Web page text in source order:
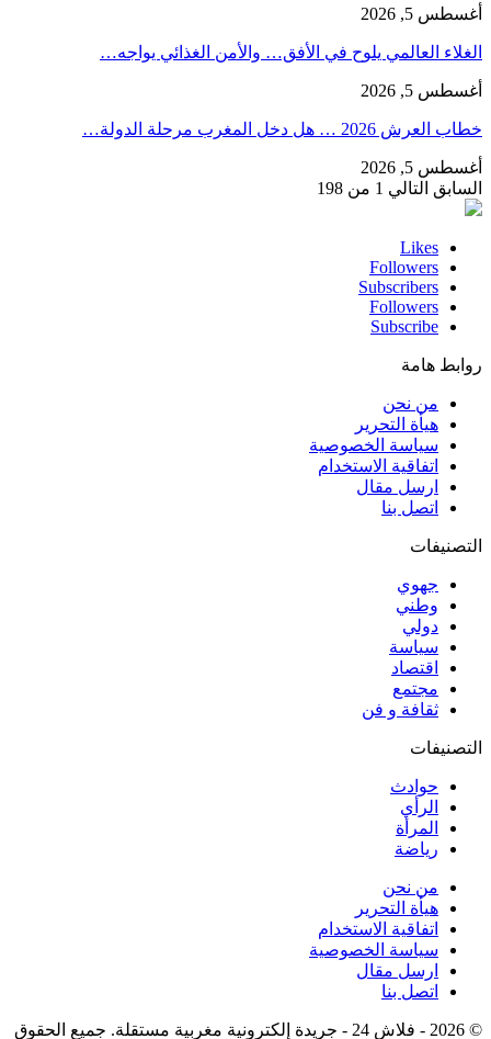
أغسطس 5, 2026
الغلاء العالمي يلوح في الأفق… والأمن الغذائي يواجه…
أغسطس 5, 2026
خطاب العرش 2026 … هل دخل المغرب مرحلة الدولة…
أغسطس 5, 2026
السابق التالي 1 من 198
Likes
Followers
Subscribers
Followers
Subscribe
روابط هامة
من نحن
هيأة التحرير
سياسة الخصوصية
اتفاقية الاستخدام
ارسل مقال
اتصل بنا
التصنيفات
جهوي
وطني
دولي
سياسة
اقتصاد
مجتمع
ثقافة و فن
التصنيفات
حوادث
الرأي
المرأة
رياضة
من نحن
هيأة التحرير
اتفاقية الاستخدام
سياسة الخصوصية
ارسل مقال
اتصل بنا
© 2026 - فلاش 24 - جريدة إلكترونية مغربية مستقلة. جميع الحقوق